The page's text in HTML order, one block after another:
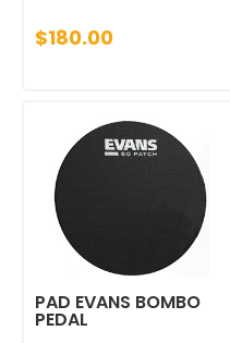
$180.00
PAD EVANS BOMBO
PEDAL